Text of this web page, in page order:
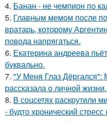
4. Банан - не чемпион по
5. Главным мемом после
вратарь, которому
повода напрягаться.
6. Екатерина андреева
буквально.
7. "У Меня Глаз Дёргался":
рассказала о личной жизни.
8. В соцсетях раскрутили
- будто хронический